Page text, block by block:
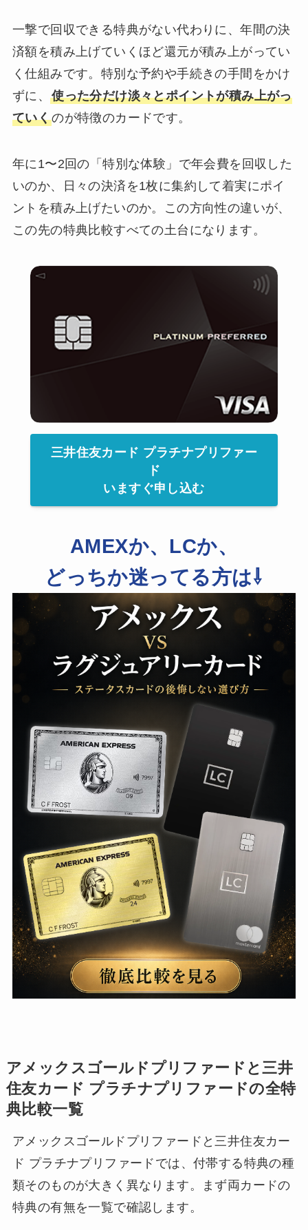
一撃で回収できる特典がない代わりに、年間の決
済額を積み上げていくほど還元が積み上がってい
く仕組みです。特別な予約や手続きの手間をかけ
ずに、使った分だけ淡々とポイントが積み上がっ
ていくのが特徴のカードです。
年に1〜2回の「特別な体験」で年会費を回収した
いのか、日々の決済を1枚に集約して着実にポイ
ントを積み上げたいのか。この方向性の違いが、
この先の特典比較すべての土台になります。
三井住友カード プラチナプリファー
ド
いますぐ申し込む
AMEXか、LCか、
どっちか迷ってる方は⇩
アメックスゴールドプリファードと三井
住友カード プラチナプリファードの全特
典比較一覧
アメックスゴールドプリファードと三井住友カー
ド プラチナプリファードでは、付帯する特典の種
類そのものが大きく異なります。まず両カードの
特典の有無を一覧で確認します。